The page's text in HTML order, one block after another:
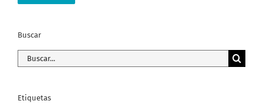
Buscar
Buscar:
Etiquetas